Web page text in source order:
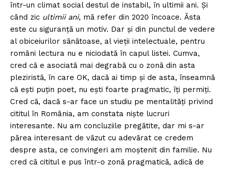
într-un climat social destul de instabil, în ultimii ani. Și
când zic ultimii ani, mă refer din 2020 încoace. Ăsta
este cu siguranță un motiv. Dar și din punctul de vedere
al obiceiurilor sănătoase, al vieții intelectuale, pentru
români lectura nu e niciodată în capul listei. Cumva,
cred că e asociată mai degrabă cu o zonă din asta
pleziristă, în care OK, dacă ai timp și de asta, înseamnă
că ești puțin poet, nu ești foarte pragmatic, îţi permiţi.
Cred că, dacă s-ar face un studiu pe mentalități privind
cititul în România, am constata niște lucruri
interesante. Nu am concluziile pregătite, dar mi s-ar
părea interesant de văzut cu adevărat ce credem
despre asta, ce convingeri am moștenit din familie. Nu
cred că cititul e pus într-o zonă pragmatică, adică de